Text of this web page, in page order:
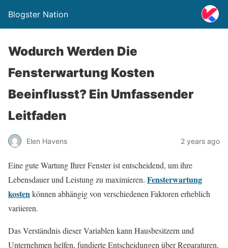
Blogster Nation
Wodurch Werden Die
Fensterwartung Kosten
Beeinflusst? Ein Umfassender
Leitfaden
Elen Havens 2 years ago
Eine gute Wartung Ihrer Fenster ist entscheidend, um ihre
Lebensdauer und Leistung zu maximieren. Fensterwartung
kostenkönnen abhängig von verschiedenen Faktoren erheblich
variieren.
Das Verständnis dieser Variablen kann Hausbesitzern und
Unternehmen helfen, fundierte Entscheidungen über Reparaturen,